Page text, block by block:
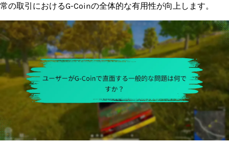
常の取引におけるG-Coinの全体的な有用性が向上します。